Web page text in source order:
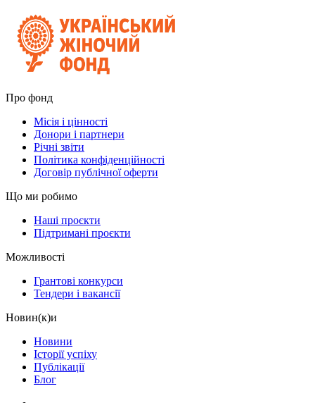
Про фонд
Місія і цінності
Донори і партнери
Річні звіти
Політика конфіденційності
Договір публічної оферти
Що ми робимо
Наші проєкти
Підтримані проєкти
Можливості
Грантові конкурси
Тендери і вакансії
Новин(к)и
Новини
Історії успіху
Публікації
Блог